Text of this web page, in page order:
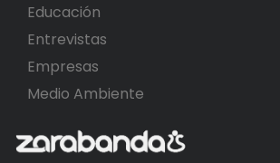
Educación
Entrevistas
Empresas
Medio Ambiente